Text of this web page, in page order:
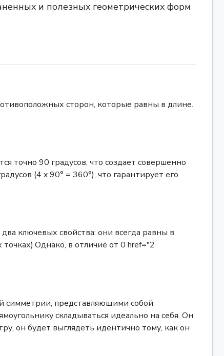
и полезных геометрических форм
сторон, которые равны в длине.
точно 90 градусов, что создает совершенно
(4 x 90° = 360°), что гарантирует его
ключевых свойства: они всегда равны в
в отличие от 0 href="2
симметрии, представляющими собой
складываться идеально на себя. Он
он будет выглядеть идентично тому, как он